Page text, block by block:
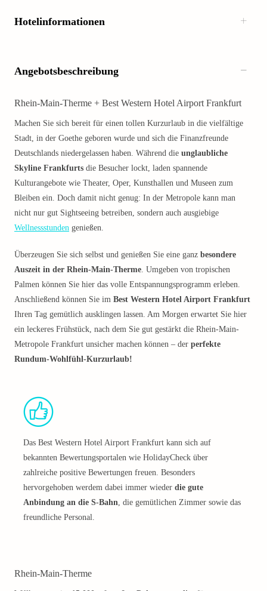
Hotelinformationen
Angebotsbeschreibung
Rhein-Main-Therme + Best Western Hotel Airport Frankfurt
Machen Sie sich bereit für einen tollen Kurzurlaub in die vielfältige
Stadt, in der Goethe geboren wurde und sich die Finanzfreunde
Deutschlands niedergelassen haben. Während die unglaubliche
Skyline Frankfurts die Besucher lockt, laden spannende
Kulturangebote wie Theater, Oper, Kunsthallen und Museen zum
Bleiben ein. Doch damit nicht genug: In der Metropole kann man
nicht nur gut Sightseeing betreiben, sondern auch ausgiebige
Wellnessstunden genießen.
Überzeugen Sie sich selbst und genießen Sie eine ganz besondere
Auszeit in der Rhein-Main-Therme. Umgeben von tropischen
Palmen können Sie hier das volle Entspannungsprogramm erleben.
Anschließend können Sie im Best Western Hotel Airport Frankfurt
Ihren Tag gemütlich ausklingen lassen. Am Morgen erwartet Sie hier
ein leckeres Frühstück, nach dem Sie gut gestärkt die Rhein-Main-
Metropole Frankfurt unsicher machen können – der perfekte
Rundum-Wohlfühl-Kurzurlaub!
Das Best Western Hotel Airport Frankfurt kann sich auf
bekannten Bewertungsportalen wie HolidayCheck über
zahlreiche positive Bewertungen freuen. Besonders
hervorgehoben werdem dabei immer wieder die gute
Anbindung an die S-Bahn, die gemütlichen Zimmer sowie das
freundliche Personal.
Rhein-Main-Therme